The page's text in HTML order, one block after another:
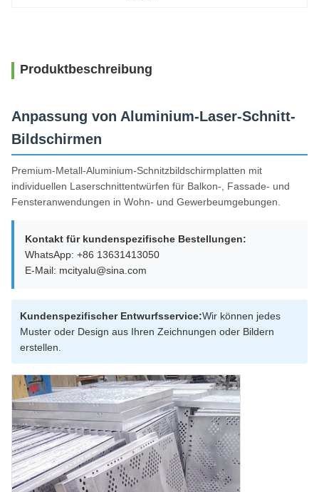
Produktbeschreibung
Anpassung von Aluminium-Laser-Schnitt-
Bildschirmen
Premium-Metall-Aluminium-Schnitzbildschirmplatten mit
individuellen Laserschnittentwürfen für Balkon-, Fassade- und
Fensteranwendungen in Wohn- und Gewerbeumgebungen.
Kontakt für kundenspezifische Bestellungen:
WhatsApp: +86 13631413050
E-Mail: mcityalu@sina.com
Kundenspezifischer Entwurfsservice:Wir können jedes
Muster oder Design aus Ihren Zeichnungen oder Bildern
erstellen.